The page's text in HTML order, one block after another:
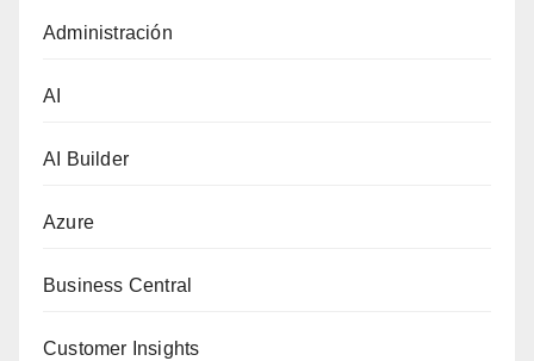
Administración
AI
AI Builder
Azure
Business Central
Customer Insights